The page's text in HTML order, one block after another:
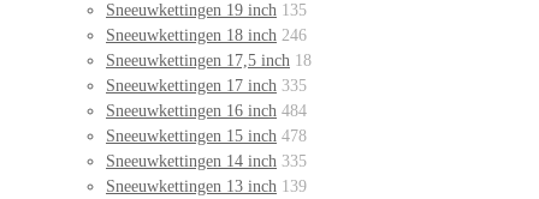
Sneeuwkettingen 19 inch 135
Sneeuwkettingen 18 inch 246
Sneeuwkettingen 17,5 inch 18
Sneeuwkettingen 17 inch 335
Sneeuwkettingen 16 inch 484
Sneeuwkettingen 15 inch 478
Sneeuwkettingen 14 inch 335
Sneeuwkettingen 13 inch 139